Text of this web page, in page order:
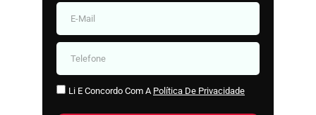
Li E Concordo Com A Política De Privacidade